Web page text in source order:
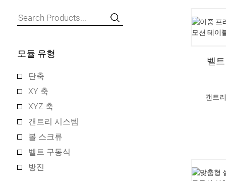
모듈 유형
단축
XY 축
XYZ 축
갠트리 시스템
볼 스크류
벨트 구동식
방진
벨
갠트